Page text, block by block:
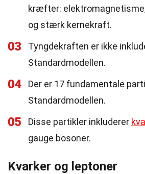
kræfter:
og stærk kernekraft.
03
Tyngdekraften er ikke
Standardmodellen.
04
Der er 17 fundamentale
Standardmodellen.
05 Disse partikler inkluderer
gauge bosoner.
Kvarker og leptoner